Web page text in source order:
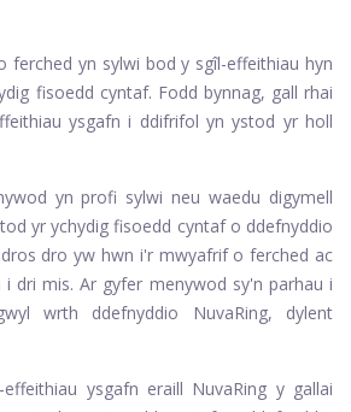
ferched yn sylwi bod y sgîl-effeithiau hyn
fisoedd cyntaf. Fodd bynnag, gall rhai
ysgafn i ddifrifol yn ystod yr holl
yn profi sylwi neu waedu digymell
yr ychydig fisoedd cyntaf o ddefnyddio
dros dro yw hwn i'r mwyafrif o ferched ac
dri mis. Ar gyfer menywod sy'n parhau i
wrth ddefnyddio NuvaRing, dylent
ysgafn eraill NuvaRing y gallai